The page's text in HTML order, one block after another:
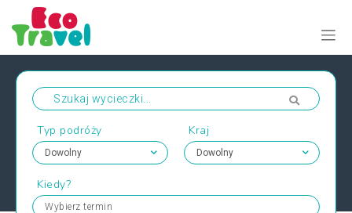
Typ podróży Kraj
Kiedy?
Wybierz termin